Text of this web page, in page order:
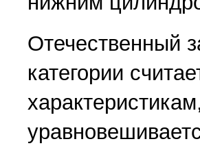
Отечественный
категории